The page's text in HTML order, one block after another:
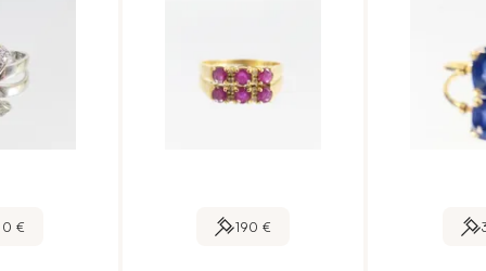
€ 190 €